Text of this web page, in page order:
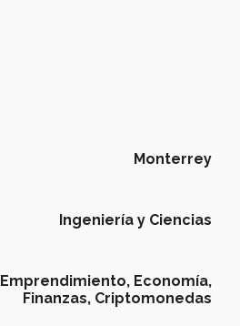
Monterrey
Ingeniería y Ciencias
Emprendimiento, Economía,
Finanzas, Criptomonedas